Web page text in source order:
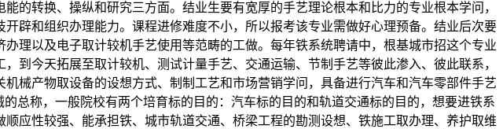
的转换、操纵和研究三方面。结业生要有宽厚的手艺理论根本和比力的专业根本学问，
辟和组织办理能力。课程进修难度不小，所以报考该专业需做好心理预备。结业后次要
理以及电子取计较机手艺使用等范畴的工做。每年铁系统聘请中，根基城市招这个专业
到今天拓展至取计较机、测试计量手艺、交通运输、节制手艺等彼此渗入、彼此联系，
械产物取设备的设想方式、制制工艺和市场营销学问，具备进行汽车和汽车零部件手艺
总称，一般院校有两个培育标的目的：汽车标的目的和轨道交通标的目的，想要进铁系
应性较强、能承担铁、城市轨道交通、桥梁工程的勘测设想、铁施工取办理、养护取维